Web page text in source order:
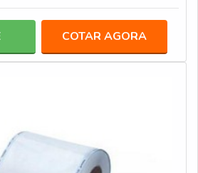
hospitalar, tem a
o uso é feito por meio de
imersos os instrumentos por um
COTAR AGORA